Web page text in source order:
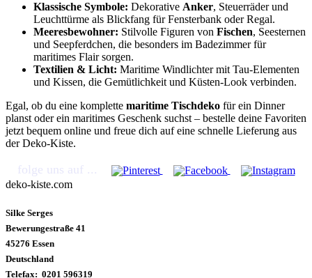
Klassische Symbole: Dekorative Anker, Steuerräder und
Leuchttürme als Blickfang für Fensterbank oder Regal.
Meeresbewohner: Stilvolle Figuren von Fischen, Seesternen
und Seepferdchen, die besonders im Badezimmer für
maritimes Flair sorgen.
Textilien & Licht: Maritime Windlichter mit Tau-Elementen
und Kissen, die Gemütlichkeit und Küsten-Look verbinden.
Egal, ob du eine komplette maritime Tischdeko für ein Dinner
planst oder ein maritimes Geschenk suchst – bestelle deine Favoriten
jetzt bequem online und freue dich auf eine schnelle Lieferung aus
der Deko-Kiste.
folge uns auf ...
deko-kiste.com
Silke Serges
Bewerungestraße 41
45276 Essen
Deutschland
Telefax: 0201 596319